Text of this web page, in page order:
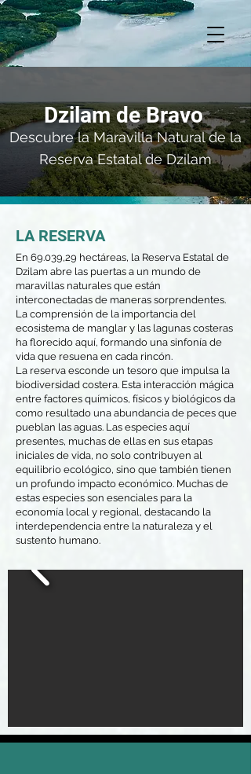
Dzilam de Bravo
Descubre la Maravilla Natural de la
Reserva Estatal de Dzilam
LA RESERVA
En 69.039,29 hectáreas, la Reserva Estatal de
Dzilam abre las puertas a un mundo de
maravillas naturales que están
interconectadas de maneras sorprendentes.
La comprensión de la importancia del
ecosistema de manglar y las lagunas costeras
ha florecido aquí, formando una sinfonía de
vida que resuena en cada rincón.
La reserva esconde un tesoro que impulsa la
biodiversidad costera. Esta interacción mágica
entre factores químicos, físicos y biológicos da
como resultado una abundancia de peces que
pueblan las aguas. Las especies aquí
presentes, muchas de ellas en sus etapas
iniciales de vida, no solo contribuyen al
equilibrio ecológico, sino que también tienen
un profundo impacto económico. Muchas de
estas especies son esenciales para la
economía local y regional, destacando la
interdependencia entre la naturaleza y el
sustento humano.